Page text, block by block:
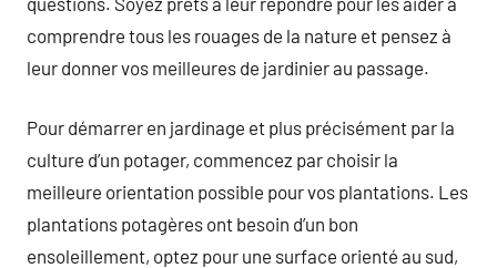
comprendre tous les rouages de la nature et pensez à
leur donner vos meilleures de jardinier au passage.
Pour démarrer en jardinage et plus précisément par la
culture d’un potager, commencez par choisir la
meilleure orientation possible pour vos plantations. Les
plantations potagères ont besoin d’un bon
ensoleillement, optez pour une surface orienté au sud,